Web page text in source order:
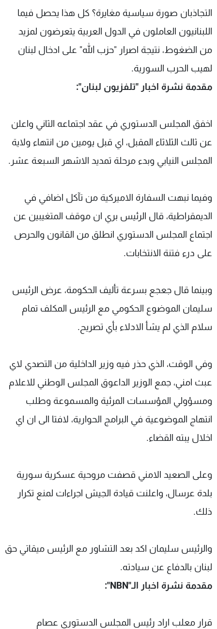
التجاذبان صورة سياسية مغايرة؟ كل هذا يحصل فيما
اللبنانيون العاملون في الدول العربية يتعرضون لمزيد
من الضغوط، نتيجة اصرار "حزب الله" على ادخال لبنان
لهيب الحرب السورية.
مقدمة نشرة اخبار "تلفزيون لبنان":
اخفق المجلس الدستوري في عقد اجتماعه الثاني واعلن
عن ثالث الثلاثاء المقبل، اي قبل يومين من انتهاء ولاية
المجلس النيابي وبدء مرحلة تمديد الاشهر السبعة عشر.
وفيما نبهت السفارة الاميركية من تآكل اضافي في
الديمقراطية، قال الرئيس بري ان موقف المتغيبين عن
اجتماع المجلس الدستوري انطلق من القانون والحرص
على درء فتنة الانتخابات.
وبينما قال جعجع بسرعة تأليف الحكومة، عرض الرئيس
سليمان الموضوع الحكومي مع الرئيس المكلف تمام
سلام الذي لم يشأ الادلاء بأي تصريح.
وفي الوقت، الذي حذر فيه وزير الداخلية من التصدي لاي
عبث امني، جمع الوزير الداعوق المجلس الوطني للاعلام
ومسؤولي المؤسسات المرئية والمسموعة وطلب
انتهاج الموضوعية في البرامج الحوارية، لافتا الى ان اي
اخلال يبته القضاء.
وعلى الصعيد الامني قصفت مروحية عسكرية سورية
بلدة عرسال، واعلنت قيادة الجيش اجراءات لمنع تكرار
ذلك.
والرئيس سليمان اكد بعد التشاور مع الرئيس ميقاتي حق
لبنان بالدفاع عن سيادته.
مقدمة نشرة اخبار الـ"NBN":
قرار معلب اراد رئيس المجلس الدستوري عصام